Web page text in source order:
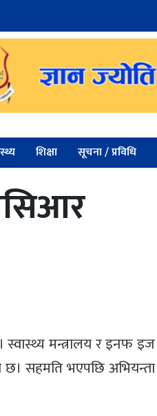
शिक्षा सूचना / प्रविधि
स्वास्थ्य मन्त्रालय र इनफ इज
सहमति भएपछि अभियन्ता